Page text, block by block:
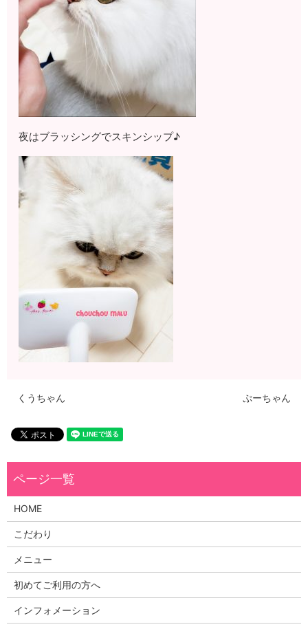
夜はブラッシングでスキンシップ♪
くうちゃん ぷーちゃん
HOME
こだわり
メニュー
初めてご利用の方へ
インフォメーション